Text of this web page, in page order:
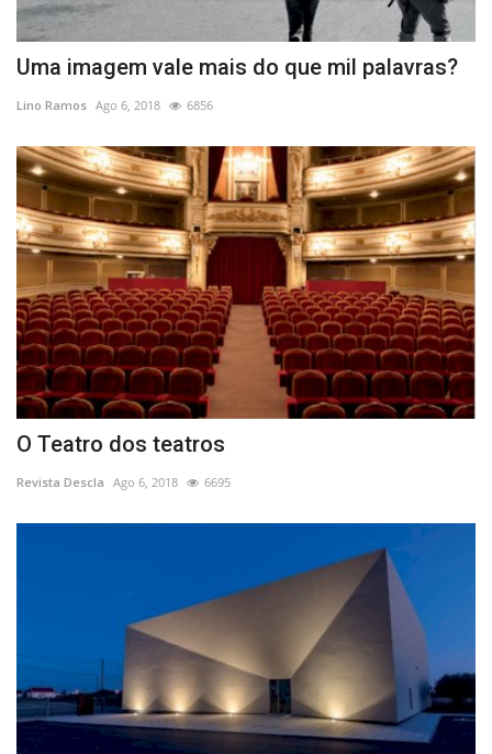
Uma imagem vale mais do que mil palavras?
Lino Ramos Ago 6, 2018 6856
O Teatro dos teatros
Revista Descla Ago 6, 2018 6695